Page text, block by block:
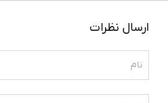
ارسال نظرات